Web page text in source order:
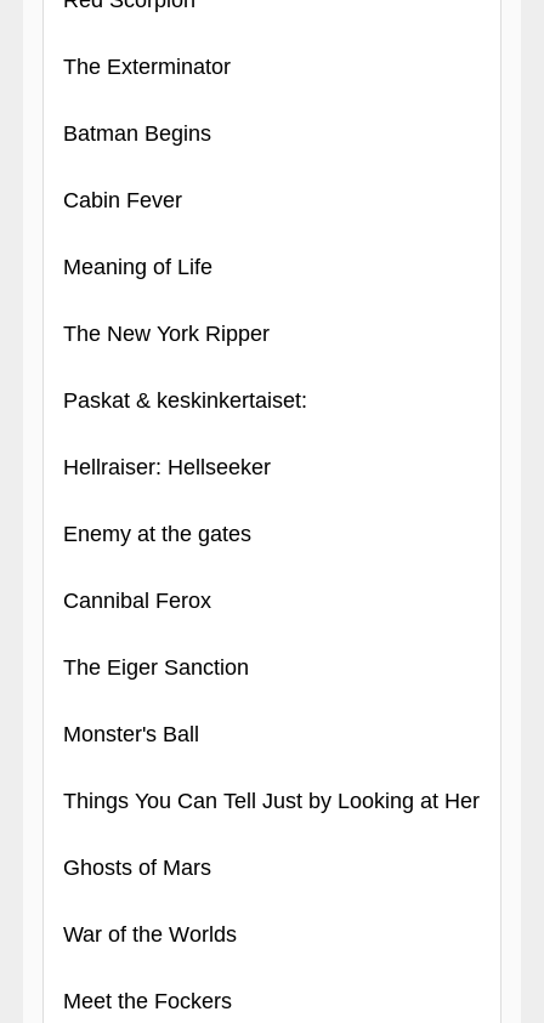
The Exterminator
Batman Begins
Cabin Fever
Meaning of Life
The New York Ripper
Paskat & keskinkertaiset:
Hellraiser: Hellseeker
Enemy at the gates
Cannibal Ferox
The Eiger Sanction
Monster's Ball
Things You Can Tell Just by Looking at Her
Ghosts of Mars
War of the Worlds
Meet the Fockers